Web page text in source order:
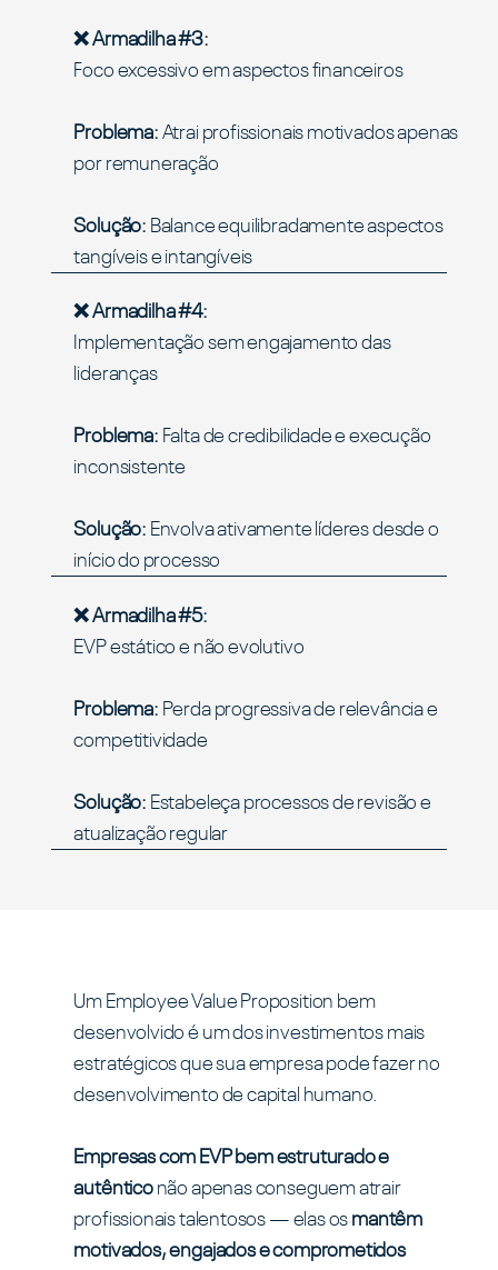
❌ Armadilha #3:
Foco excessivo em aspectos financeiros
Problema: Atrai profissionais motivados apenas
por remuneração
Solução: Balance equilibradamente aspectos
tangíveis e intangíveis
❌ Armadilha #4:
Implementação sem engajamento das
lideranças
Problema: Falta de credibilidade e execução
inconsistente
Solução: Envolva ativamente líderes desde o
início do processo
❌ Armadilha #5:
EVP estático e não evolutivo
Problema: Perda progressiva de relevância e
competitividade
Solução: Estabeleça processos de revisão e
atualização regular
Um Employee Value Proposition bem
desenvolvido é um dos investimentos mais
estratégicos que sua empresa pode fazer no
desenvolvimento de capital humano.
Empresas com EVP bem estruturado e
autênticonão apenas conseguem atrair
profissionais talentosos — elas os mantêm
motivados, engajados e comprometidos